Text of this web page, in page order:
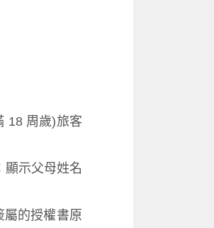
18 周歲)旅客
顯示父母姓名
屬的授權書原